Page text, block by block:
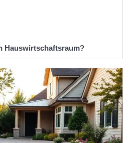
Hauswirtschaftsraum?